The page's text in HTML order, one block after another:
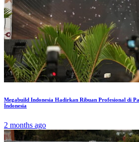
Megabuild Indonesia Hadirkan Ribuan Profesional di
Indonesia
2 months ago